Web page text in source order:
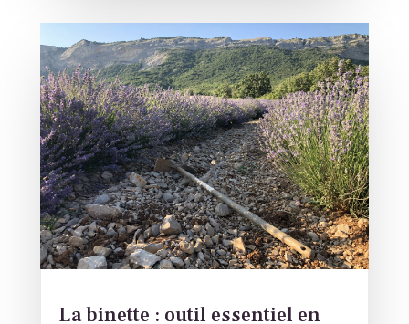
La binette : outil essentiel en